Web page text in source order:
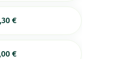
€
€